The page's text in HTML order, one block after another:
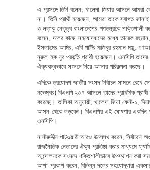
এ প্রসঙ্গে তিনি বলেন, খালেদা জিয়ার আসনে আমরা
না। তিনি প্রার্থী হয়েছেন, আমরা তাকে স্বাগত
ও লড়াকু নেতৃত্ব বাংলাদেশের গণতন্ত্রকে শক্তিশালী
বলেন, দলের কাছে সহযোদ্ধাদের মধ্যে তারেক
ইসলামের আমির, এবি পার্টির মজিবুর রহমান মঞ্জু,
নুরুল হক নুর প্রভৃতি প্রার্থী হয়েছেন। এনসিপি তাদের
ঐক্যবদ্ধভাবে সংসদে নিয়ে আসার পরিকল্পনা করছে।
এদিকে ত্রয়োদশ জাতীয় সংসদ নির্বাচন সামনে রেখে
নভেম্বর) বিএনপি ২৩৭ আসনে তাদের প্রাথমিক প্রার্থী
করেছে। তালিকা অনুযায়ী, খালেদা জিয়া ফেনী-১,
আসন থেকে লড়বেন। বিএনপির এই ঘোষণার একদিন
এনসিপি।
নাসীরুদ্দীন পাটওয়ারী আরও উল্লেখ করেন, নির্বাচনে
রাজনৈতিক নেতাদের ঐক্য প্রতিষ্ঠা করার মাধ্যমে
আন্দোলনকে সংসদে শক্তিশালীভাবে উপস্থাপন করা
আশা প্রকাশ করেন, বিভিন্ন দলের সহযোদ্ধারা